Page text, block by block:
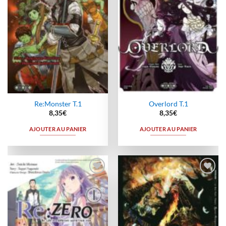
Re:Monster T.1
8,35€
AJOUTER AU PANIER
Overlord T.1
8,35€
AJOUTER AU PANIER
Ajouter
à la
wishlist
Ajouter
à la
wishlist